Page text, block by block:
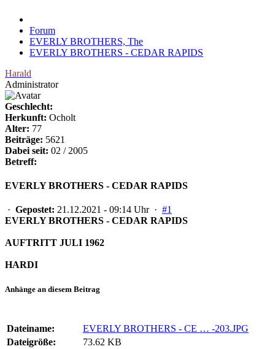
Forum
EVERLY BROTHERS, The
EVERLY BROTHERS - CEDAR RAPIDS
Harald
Administrator
Geschlecht:
Herkunft: Ocholt
Alter: 77
Beiträge: 5621
Dabei seit: 02 / 2005
Betreff:
EVERLY BROTHERS - CEDAR RAPIDS
· Gepostet: 21.12.2021 - 09:14 Uhr · #1
EVERLY BROTHERS - CEDAR RAPIDS
AUFTRITT JULI 1962
HARDI
Anhänge an diesem Beitrag
Dateiname:
EVERLY BROTHERS - CE … -203.JPG
Dateigröße:
73.62 KB